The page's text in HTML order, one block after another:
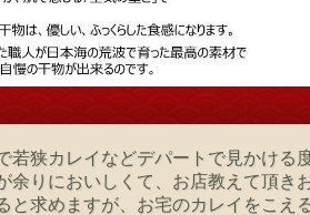
若狭カレイなどデパートで見かける
余りにおいしくて、お店教えて頂き
と求めますが、お宅のカレイをこえ